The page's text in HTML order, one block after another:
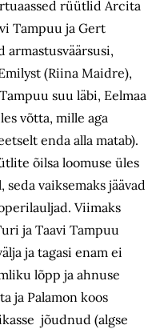
rüütlid Arcita
Tampuu ja Gert
armastusväärsusi,
(Riina Maidre),
suu läbi, Eelmaa
võtta, mille aga
enda alla matab).
õilsa loomuse üles
vaiksemaks jäävad
Viimaks
ja Taavi Tampuu
ja tagasi enam ei
lõpp ja ahnuse
ja Palamon koos
jõudnud (algse